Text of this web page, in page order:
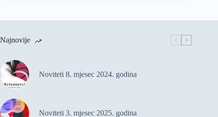
Najnovije
Noviteti 8. mjesec 2024. godina
Noviteti 3. mjesec 2025. godina